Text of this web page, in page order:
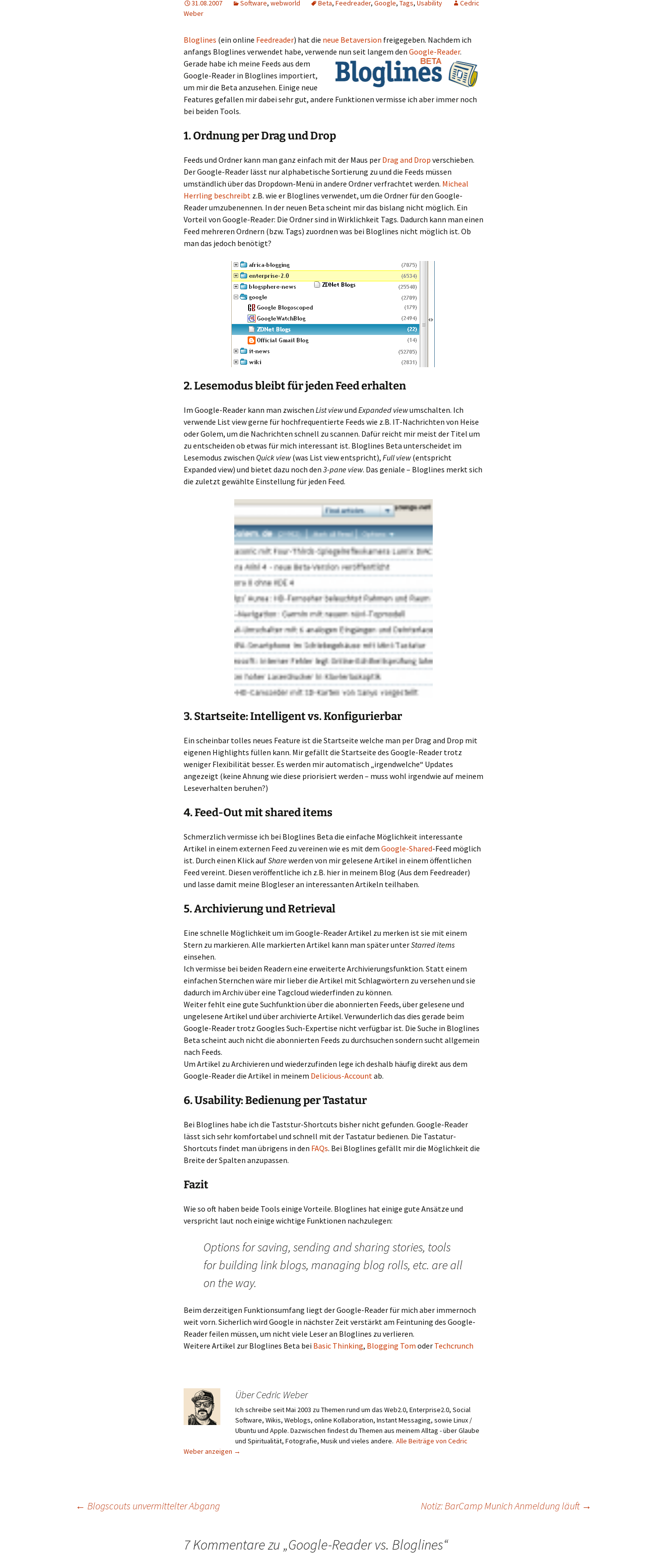
31.08.2007 Software, webworld Beta, Feedreader, Google, Tags, Usability
Cedric
Weber
Bloglines (ein online Feedreader) hat die neue Betaversion freigegeben. Nachdem ich
anfangs Bloglines verwendet habe, verwende nun seit langem den Google-Reader.
Gerade habe ich meine Feeds aus dem
Google-Reader in Bloglines importiert,
um mir die Beta anzusehen. Einige neue
Features gefallen mir dabei sehr gut, andere Funktionen vermisse ich aber immer noch
bei beiden Tools.
1. Ordnung per Drag und Drop
Feeds und Ordner kann man ganz einfach mit der Maus per Drag and Drop verschieben.
Der Google-Reader lässt nur alphabetische Sortierung zu und die Feeds müssen
umständlich über das Dropdown-Menü in andere Ordner verfrachtet werden. Micheal
Herrling beschreibt z.B. wie er Bloglines verwendet, um die Ordner für den Google-
Reader umzubenennen. In der neuen Beta scheint mir das bislang nicht möglich. Ein
Vorteil von Google-Reader: Die Ordner sind in Wirklichkeit Tags. Dadurch kann man einen
Feed mehreren Ordnern (bzw. Tags) zuordnen was bei Bloglines nicht möglich ist. Ob
man das jedoch benötigt?
2. Lesemodus bleibt für jeden Feed erhalten
Im Google-Reader kann man zwischen List viewund Expanded viewumschalten. Ich
verwende List view gerne für hochfrequentierte Feeds wie z.B. IT-Nachrichten von Heise
oder Golem, um die Nachrichten schnell zu scannen. Dafür reicht mir meist der Titel um
zu entscheiden ob etwas für mich interessant ist. Bloglines Beta unterscheidet im
Lesemodus zwischen Quick view(was List view entspricht), Full view(entspricht
Expanded view) und bietet dazu noch den 3-pane view. Das geniale – Bloglines merkt sich
die zuletzt gewählte Einstellung für jeden Feed.
3. Startseite: Intelligent vs. Konfigurierbar
Ein scheinbar tolles neues Feature ist die Startseite welche man per Drag and Drop mit
eigenen Highlights füllen kann. Mir gefällt die Startseite des Google-Reader trotz
weniger Flexibilität besser. Es werden mir automatisch „irgendwelche“ Updates
angezeigt (keine Ahnung wie diese priorisiert werden – muss wohl irgendwie auf meinem
Leseverhalten beruhen?)
4. Feed-Out mit shared items
Schmerzlich vermisse ich bei Bloglines Beta die einfache Möglichkeit interessante
Artikel in einem externen Feed zu vereinen wie es mit dem Google-Shared-Feed möglich
ist. Durch einen Klick aufSharewerden von mir gelesene Artikel in einem öffentlichen
Feed vereint. Diesen veröffentliche ich z.B. hier in meinem Blog (Aus dem Feedreader)
und lasse damit meine Blogleser an interessanten Artikeln teilhaben.
5. Archivierung und Retrieval
Eine schnelle Möglichkeit um im Google-Reader Artikel zu merken ist sie mit einem
Stern zu markieren. Alle markierten Artikel kann man später unterStarred items
einsehen.
Ich vermisse bei beiden Readern eine erweiterte Archivierungsfunktion. Statt einem
einfachen Sternchen wäre mir lieber die Artikel mit Schlagwörtern zu versehen und sie
dadurch im Archiv über eine Tagcloud wiederfinden zu können.
Weiter fehlt eine gute Suchfunktion über die abonnierten Feeds, über gelesene und
ungelesene Artikel und über archivierte Artikel. Verwunderlich das dies gerade beim
Google-Reader trotz Googles Such-Expertise nicht verfügbar ist. Die Suche in Bloglines
Beta scheint auch nicht die abonnierten Feeds zu durchsuchen sondern sucht allgemein
nach Feeds.
Um Artikel zu Archivieren und wiederzufinden lege ich deshalb häufig direkt aus dem
Google-Reader die Artikel in meinem Delicious-Accountab.
6. Usability: Bedienung per Tastatur
Bei Bloglines habe ich die Taststur-Shortcuts bisher nicht gefunden. Google-Reader
lässt sich sehr komfortabel und schnell mit der Tastatur bedienen. Die Tastatur-
Shortcuts findet man übrigens in den FAQs. Bei Bloglines gefällt mir die Möglichkeit die
Breite der Spalten anzupassen.
Fazit
Wie so oft haben beide Tools einige Vorteile. Bloglines hat einige gute Ansätze und
verspricht laut noch einige wichtige Funktionen nachzulegen:
Options for saving, sending and sharing stories, tools
for building link blogs, managing blog rolls, etc. are all
on the way.
Beim derzeitigen Funktionsumfang liegt der Google-Reader für mich aber immernoch
weit vorn. Sicherlich wird Google in nächster Zeit verstärkt am Feintuning des Google-
Reader feilen müssen, um nicht viele Leser an Bloglines zu verlieren.
Weitere Artikel zur Bloglines Beta bei Basic Thinking, Blogging Tom oder Techcrunch
Über Cedric Weber
Ich schreibe seit Mai 2003 zu Themen rund um das Web2.0, Enterprise2.0, Social
Software, Wikis, Weblogs, online Kollaboration, Instant Messaging, sowie Linux /
Ubuntu und Apple. Dazwischen findest du Themen aus meinem Alltag - über Glaube
und Spiritualität, Fotografie, Musik und vieles andere. Alle Beiträge von Cedric
Weber anzeigen →
Beitragsnavigation
← Blogscouts unvermittelter Abgang Notiz: BarCamp Munich Anmeldung läuft →
7 Kommentare zu „Google-Reader vs. Bloglines“